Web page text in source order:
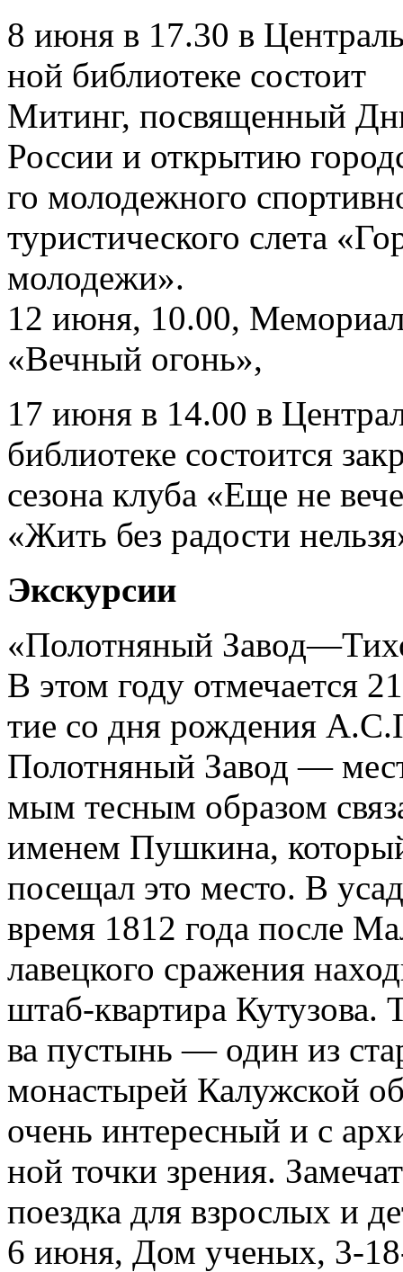
8 июня в 17.30 в
ной библиотеке состоит
Митинг, посвященный
России и открытию
го молодежного
туристического слета
молодежи».
12 июня, 10.00,
«Вечный огонь»,
17 июня в 14.00 в
библиотеке состоится
сезона клуба «Еще не
«Жить без радости
Экскурсии
«Полотняный
В этом году отмечается
тие со дня рождения
Полотняный Завод —
мым тесным образом
именем Пушкина,
посещал это место. В
время 1812 года после
лавецкого сражения
штаб-квартира Кутузова.
ва пустынь — один из
монастырей Калужской
очень интересный и с
ной точки зрения.
поездка для взрослых и
6 июня, Дом ученых, 3-